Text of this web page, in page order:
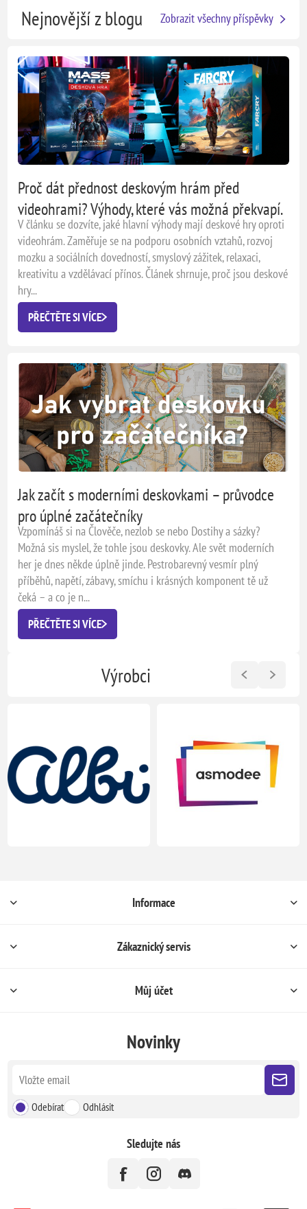
Nejnovější z blogu Zobrazit všechny příspěvky
Proč dát přednost deskovým hrám před
videohrami? Výhody, které vás možná překvapí.
V článku se dozvíte, jaké hlavní výhody mají deskové hry oproti
videohrám. Zaměřuje se na podporu osobních vztahů, rozvoj
mozku a sociálních dovedností, smyslový zážitek, relaxaci,
kreativitu a vzdělávací přínos. Článek shrnuje, proč jsou deskové
hry...
PŘEČTĚTE SI VÍCE
Jak začít s moderními deskovkami – průvodce
pro úplné začátečníky
Vzpomínáš si na Člověče, nezlob se nebo Dostihy a sázky?
Možná sis myslel, že tohle jsou deskovky. Ale svět moderních
her je dnes někde úplně jinde. Pestrobarevný vesmír plný
příběhů, napětí, zábavy, smíchu i krásných komponent tě už
čeká – a co je n...
PŘEČTĚTE SI VÍCE
Výrobci
Informace
Zákaznický servis
Můj účet
Novinky
Odebírat Odhlásit
Sledujte nás